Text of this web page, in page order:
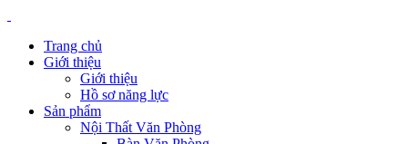
Trang chủ
Giới thiệu
Giới thiệu
Hồ sơ năng lực
Sản phẩm
Nội Thất Văn Phòng